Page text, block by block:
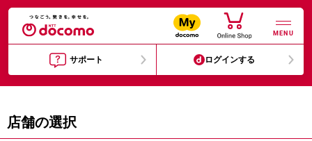
MENU
サポート ログインする
店舗の選択